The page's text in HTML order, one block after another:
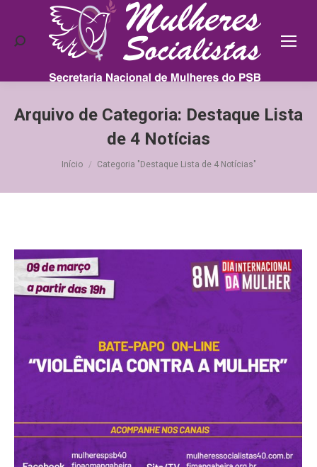
Search:
Arquivo de Categoria: Destaque Lista
de 4 Notícias
Você está aqui:
Início Categoria "Destaque Lista de 4 Notícias"